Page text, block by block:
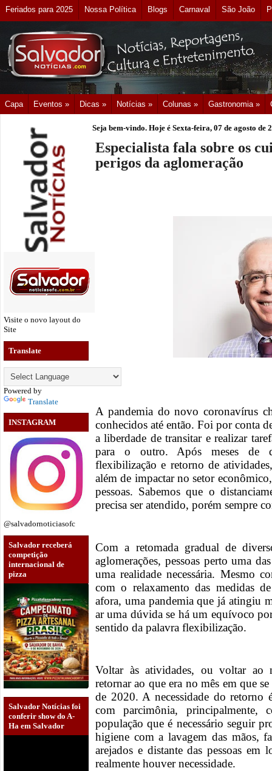
Feriados para 2025 Nossa Política Blogs Carnaval São João
Capa Eventos » Dicas » Notícias » Colunas » Gastronomia »
Visite o novo layout do
Site
Translate
Powered by
Translate
INSTAGRAM
@salvadornoticiasofc
Salvador receberá
competição
internacional de
pizza
Salvador Notícias foi
conferir show do A-
Ha em Salvador
Seja bem-vindo. Hoje é Sexta-feira, 07 de agosto de
Especialista fala sobre os
perigos da aglomeração
A pandemia do novo coronavírus
conhecidos até então. Foi por conta
a liberdade de transitar e realizar
para o outro. Após meses de
flexibilização e retorno de
além de impactar no setor
pessoas. Sabemos que o
precisa ser atendido, porém sempre
Com a retomada gradual de
aglomerações, pessoas perto uma
uma realidade necessária. Mesmo
com o relaxamento das medidas
afora, uma pandemia que já atingiu
ar uma dúvida se há um equívoco
sentido da palavra flexibilização.
Voltar às atividades, ou voltar ao
retornar ao que era no mês em que
de 2020. A necessidade do retorno
com parcimônia,
população que é necessário seguir
higiene com a lavagem das mãos,
arejados e distante das pessoas em
realmente houver necessidade.